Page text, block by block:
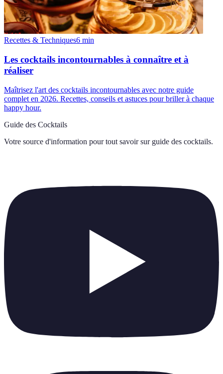
Recettes & Techniques6 min
Les cocktails incontournables à connaître et à
réaliser
Maîtrisez l'art des cocktails incontournables avec notre guide
complet en 2026. Recettes, conseils et astuces pour briller à chaque
happy hour.
Guide des Cocktails
Votre source d'information pour tout savoir sur guide des cocktails.